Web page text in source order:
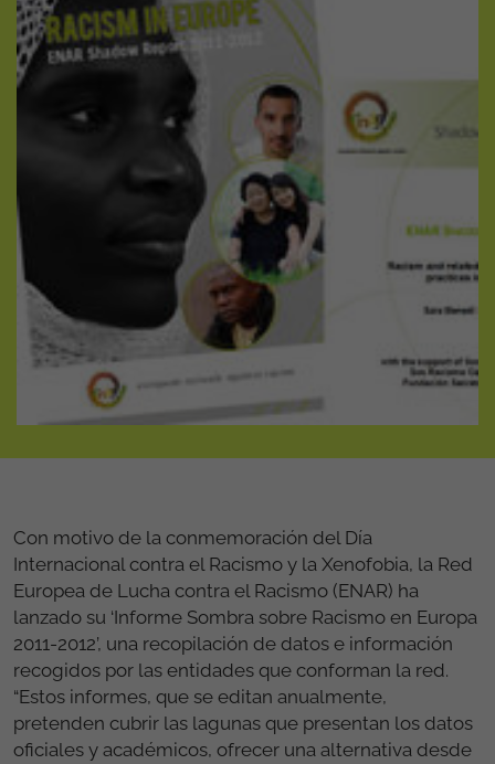
Con motivo de la conmemoración del Día
Internacional contra el Racismo y la Xenofobia, la Red
Europea de Lucha contra el Racismo (ENAR) ha
lanzado su ‘Informe Sombra sobre Racismo en Europa
2011-2012’, una recopilación de datos e información
recogidos por las entidades que conforman la red.
“Estos informes, que se editan anualmente,
pretenden cubrir las lagunas que presentan los datos
oficiales y académicos, ofrecer una alternativa desde